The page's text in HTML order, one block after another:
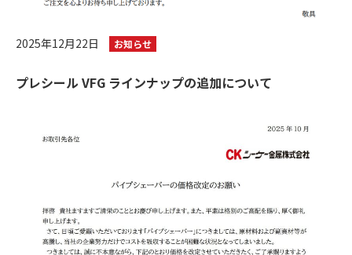
2025年12月22日 お知らせ
プレシール VFG ラインナップの追加について